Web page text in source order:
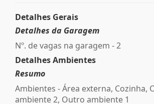
Detalhes Gerais
Detalhes da Garagem
Nº. de vagas na garagem - 2
Detalhes Ambientes
Resumo
Ambientes - Área externa, Cozinha,
ambiente 2, Outro ambiente 1